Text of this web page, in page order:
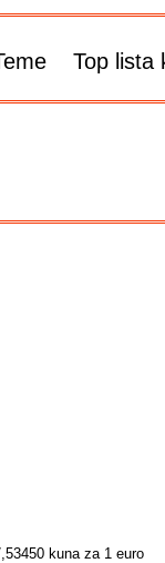
Top lista
kuna za 1 euro